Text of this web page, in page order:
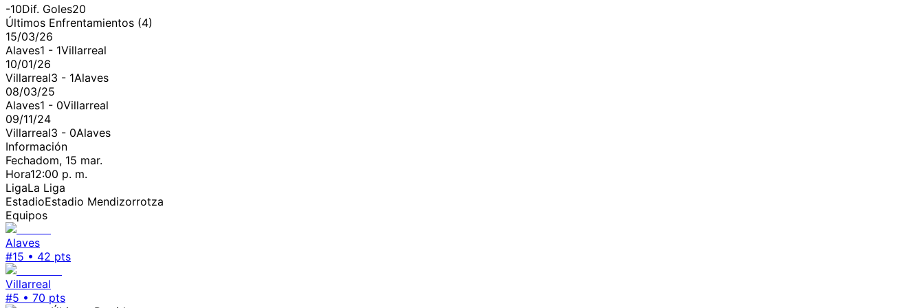
-10Dif. Goles20
Últimos Enfrentamientos (4)
15/03/26
Alaves1 - 1Villarreal
10/01/26
Villarreal3 - 1Alaves
08/03/25
Alaves1 - 0Villarreal
09/11/24
Villarreal3 - 0Alaves
Información
Fechadom, 15 mar.
Hora12:00 p. m.
LigaLa Liga
EstadioEstadio Mendizorrotza
Equipos
Alaves
#15 • 42 pts
Villarreal
#5 • 70 pts